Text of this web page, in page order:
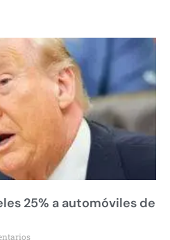
25% a automóviles de